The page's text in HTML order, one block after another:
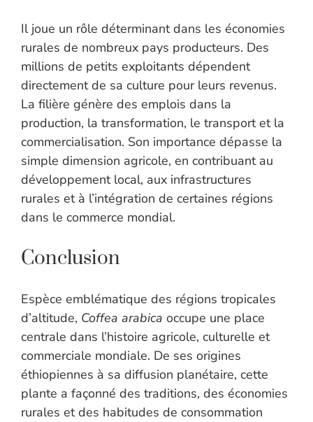
Il joue un rôle déterminant dans les économies
rurales de nombreux pays producteurs. Des
millions de petits exploitants dépendent
directement de sa culture pour leurs revenus.
La filière génère des emplois dans la
production, la transformation, le transport et la
commercialisation. Son importance dépasse la
simple dimension agricole, en contribuant au
développement local, aux infrastructures
rurales et à l’intégration de certaines régions
dans le commerce mondial.
Conclusion
Espèce emblématique des régions tropicales
d’altitude, Coffea arabica occupe une place
centrale dans l’histoire agricole, culturelle et
commerciale mondiale. De ses origines
éthiopiennes à sa diffusion planétaire, cette
plante a façonné des traditions, des économies
rurales et des habitudes de consommation